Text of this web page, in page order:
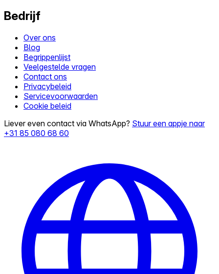
Bedrijf
Over ons
Blog
Begrippenlijst
Veelgestelde vragen
Contact ons
Privacybeleid
Servicevoorwaarden
Cookie beleid
Liever even contact via WhatsApp? Stuur een appje naar
+31 85 080 68 60